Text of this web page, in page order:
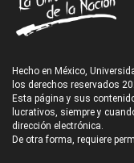
Hecho en México,
los derechos reservados
Esta página y sus
lucrativos, siempre y
dirección electrónica.
De otra forma, requiere